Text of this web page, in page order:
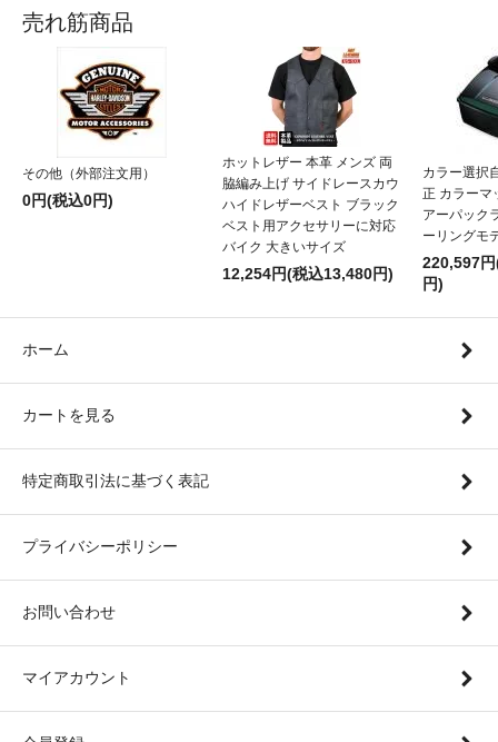
売れ筋商品
その他（外部注文用）
0円(税込0円)
ホットレザー 本革 メンズ 両
脇編み上げ サイドレースカウ
ハイドレザーベスト ブラック
ベスト用アクセサリーに対応
バイク 大きいサイズ
12,254円(税込13,480円)
カラー選択
正 カラーマ
アーパック
ーリングモ
220,597
円)
ホーム
カートを見る
特定商取引法に基づく表記
プライバシーポリシー
お問い合わせ
マイアカウント